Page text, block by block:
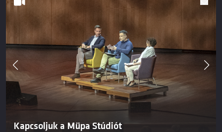
Kapcsoljuk a Müpa Stúdiót